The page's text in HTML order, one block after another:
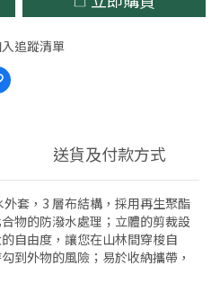
追蹤清單
送貨及付款方式
套，3 層布結構，採用再生聚酯
物的防潑水處理；立體的剪裁設
自由度，讓您在山林間穿梭自
到外物的風險；易於收納攜帶，